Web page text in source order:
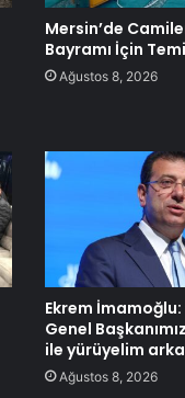
Mersin’de
Bayramı İçin
Ağustos 8, 2026
Ekrem İmamoğlu:
Genel
ile yürüyelim
Ağustos 8, 2026